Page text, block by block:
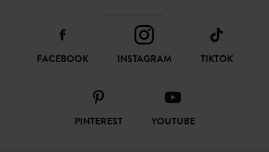
FACEBOOK INSTAGRAM TIKTOK
PINTEREST YOUTUBE